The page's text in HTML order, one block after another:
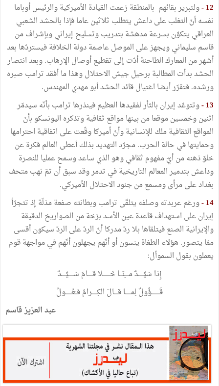
12 - ولتبرير بقائهم بالمنطقة زعمت القيادة الأميركية والرئيس أوباما
نفسه أنّ التغلب على داعش يتطلب ثلاثين عاما فإذا بالحشد الشعبي
العراقي يتكوّن بسرعة مدهشة بتدريب وتسليح إيراني وبإشراف من
قاسم سليماني ويجهز على الموصل عاصمة دولة الخلافة فيستردّها بعد
أشهر من المعارك الطاحنة أدّت إلى تقطيع أوصال الإرهاب. وبعد انتصار
الحشد بدأت المطالبة برحيل جيش الاحتلال وهذا ما أفقد ترامب صبره
ورشده. فتقرّر أيضا اغتيال قائد الحشد أبو مهدي المهندس.
13 - وتتوعّد إيران بالثأر لفقيدها العظيم فينذرها ترامب بأنّه سيدمّر
اثنين وخمسين موقعا من بينها مواقع ثقافية وتذكره اليونسكو بأنّ
المواقع الثقافية ملك للإنسانية وأنّ أميركا وقّعت على اتفاقية احترامها
وحمايتها في حالة الحرب. مجرّد التهديد بذلك أعطى العالم فكرة عن
خلوّ ذهنه من أيّ مفهوم ثقافي وهو الذي ساعد وسمح عمليا للنصرة
وداعش بتدمير المعالم التاريخية في تدمر وقد سبق أن تمّ نهب متحف
بغداد على مرأى ومسمع من جنود الاحتلال الأميركي.
14 - ورغم عربدته وصلفه يتلقّى ترامب وبطانته صفعة مذلّة إذ تتجرّأ
إيران على استهداف قاعدة عين الأسد بزخة من الصواريخ الدقيقة
والإيرانية الصنع فيتلقاها بلا ردّ مدركا أنّ الردّ على الردّ سيكون أقسى
ممّا يتصور. هؤلاء الطغاة ينسون أو أنّهم يجهلون أنّهم في مواجهة قوم
يعملون بقول السموأل:
إِذا سَيِّـــــدٌ مــــِنّـــا خَـــــــلا قـــــامَ سَـــــيِّــــدٌ
قَــــــــؤُولٌ لِمــــــا قــــالَ الكِـــــرامُ فــَعُــــــولُ
عبد العزيز قاسم